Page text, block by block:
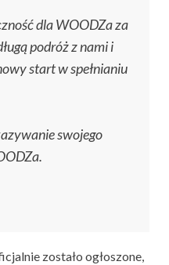
dla WOODZa za
podróż z nami i
start w spełnianiu
swojego
zostało ogłoszone,